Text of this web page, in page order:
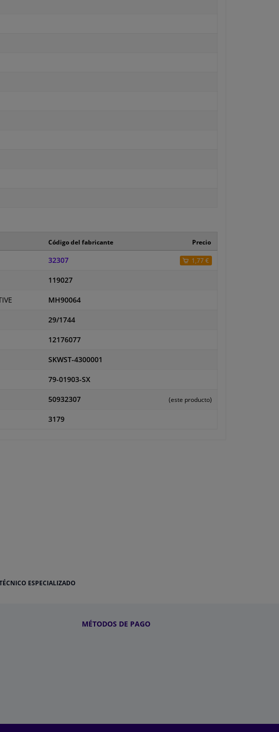
Código del fabricante Precio
32307 1,77 €
119027
MH90064
29/1744
12176077
SKWST-4300001
79-01903-SX
50932307 (este producto)
3179
ESPECIALIZADO
MÉTODOS DE PAGO